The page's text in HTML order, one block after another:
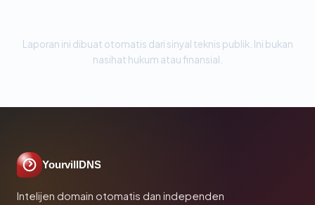
Laporan ini dibuat otomatis dari sinyal teknis publik. Ini bukan
nasihat hukum atau finansial.
YourvillDNS
Intelijen domain otomatis dan independen